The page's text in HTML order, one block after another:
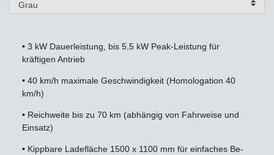
• 3 kW Dauerleistung, bis 5,5 kW Peak-Leistung für
kräftigen Antrieb
• 40 km/h maximale Geschwindigkeit (Homologation 40
km/h)
• Reichweite bis zu 70 km (abhängig von Fahrweise und
Einsatz)
• Kippbare Ladefläche 1500 x 1100 mm für einfaches Be-